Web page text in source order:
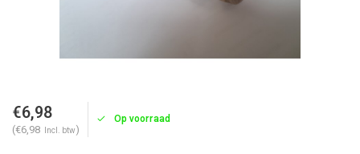
€6,98
(€6,98 Incl. btw)
Op voorraad